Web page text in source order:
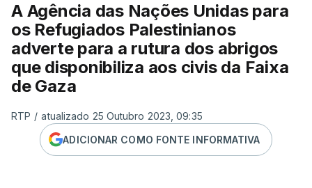
A Agência das Nações Unidas para
os Refugiados Palestinianos
adverte para a rutura dos abrigos
que disponibiliza aos civis da Faixa
de Gaza
RTP / atualizado 25 Outubro 2023, 09:35
ADICIONAR COMO FONTE INFORMATIVA